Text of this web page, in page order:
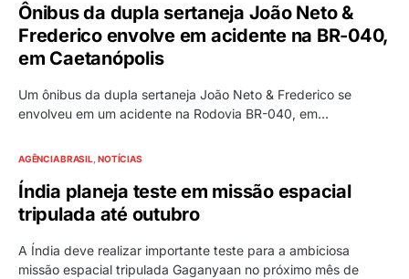
Ônibus da dupla sertaneja João Neto &
Frederico envolve em acidente na BR-040,
em Caetanópolis
Um ônibus da dupla sertaneja João Neto & Frederico se
envolveu em um acidente na Rodovia BR-040, em…
AGÊNCIA BRASIL NOTÍCIAS
Índia planeja teste em missão espacial
tripulada até outubro
A Índia deve realizar importante teste para a ambiciosa
missão espacial tripulada Gaganyaan no próximo mês de